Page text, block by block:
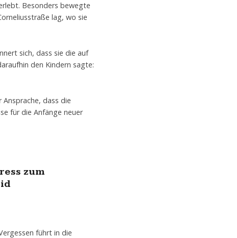
Besonders bewegte
lag, wo sie
sich, dass sie die auf
den Kindern sagte:
dass die
für die Anfänge neuer
zum
führt in die